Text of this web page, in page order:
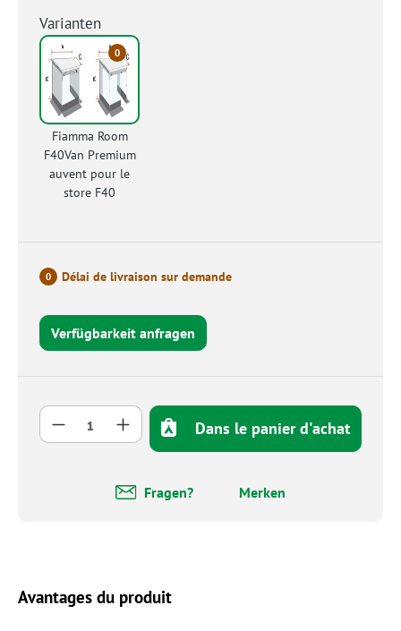
Varianten
0
Fiamma Room
F40Van Premium
auvent pour le
store F40
0 Délai de livraison sur demande
Verfügbarkeit anfragen
Quantité de produit : Entrez la quantité
Dans le panier d'achat
Fragen? Merken
Avantages du produit